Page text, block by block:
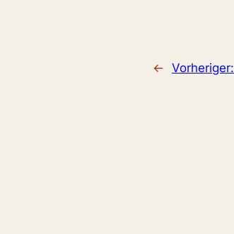
← Vorheriger: